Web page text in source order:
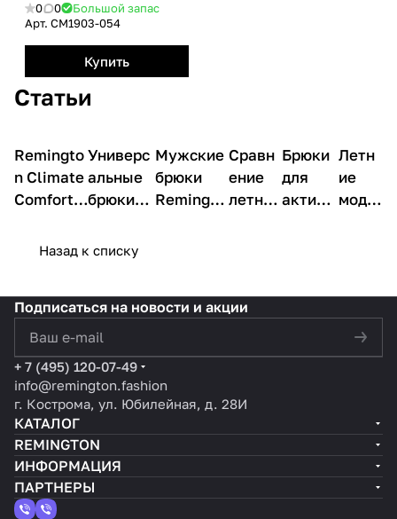
0 0
Большой запас
Арт. CM1903-054
Купить
Статьи
О
товарах
Remingto
n Climate
Comfort
Black —
для
свободы
движени
й и
технолог
ичного
комфорта
О
товарах
Универс
альные
брюки
города и
отдыха
—
Remingt
on
Climate
NEO
Black
О
товарах
Мужские
брюки
Remingto
технолог
комфорт
динамичн
О
товарах
Сравн
ение
летних
gton:
аем
ную
О
товарах
Брюки
для
активн
моделе
О
Летн
ие
моде
техно
кажд
шаге
Назад к списку
Подписаться на новости и акции
+ 7 (495) 120-07-49
info@remington.fashion
г. Кострома, ул. Юбилейная, д. 28И
КАТАЛОГ
REMINGTON
ИНФОРМАЦИЯ
ПАРТНЕРЫ